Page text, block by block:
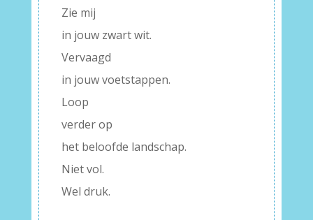
Zie mij
in jouw zwart wit.
Vervaagd
in jouw voetstappen.
Loop
verder op
het beloofde landschap.
Niet vol.
Wel druk.